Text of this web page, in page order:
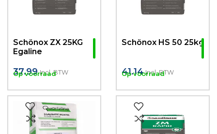
Schönox ZX 25KG
Egaline
37.99 Incl. BTW
Op voorraad
Schönox HS 50 25kg
41.14 Incl. BTW
Op voorraad